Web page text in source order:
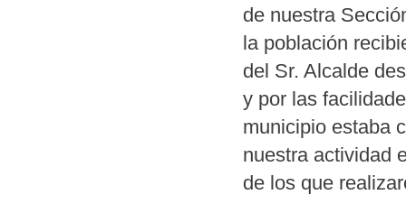
de nuestra
la población
del Sr. Alcalde
y por las
municipio estaba
nuestra actividad
de los que